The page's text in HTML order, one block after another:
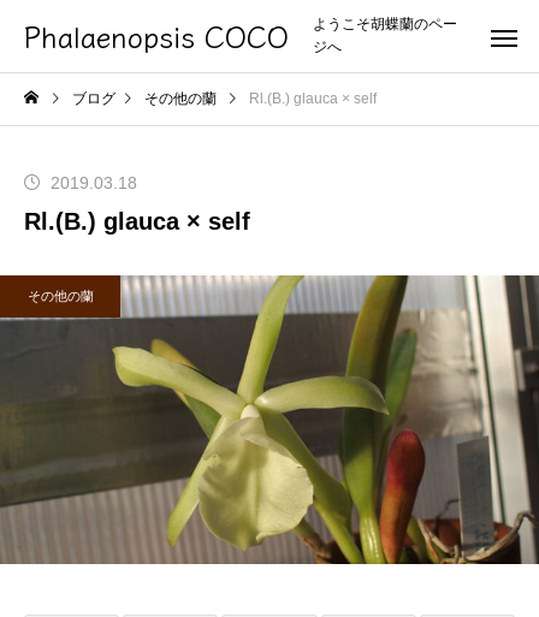
Phalaenopsis COCO
ようこそ胡蝶蘭のペー
ジへ
ブログ その他の蘭 Rl.(B.) glauca × self
2019.03.18
Rl.(B.) glauca × self
その他の蘭